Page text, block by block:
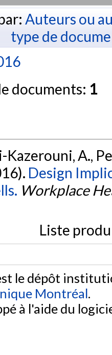
Auteurs ou
type de
documents: 1
A.,
Design
Workplace
Liste
le dépôt
Montréal.
à l'aide du